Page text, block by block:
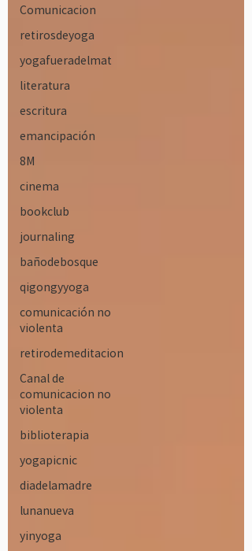
Comunicacion
retirosdeyoga
yogafueradelmat
literatura
escritura
emancipación
8M
cinema
bookclub
journaling
bañodebosque
qigongyyoga
comunicación no
violenta
retirodemeditacion
Canal de
comunicacion no
violenta
biblioterapia
yogapicnic
diadelamadre
lunanueva
yinyoga